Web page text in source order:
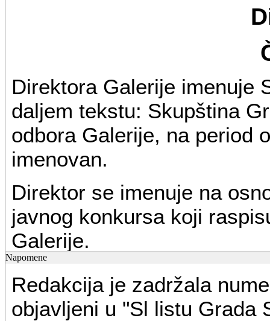
Direktora Galerije imenuje
daljem tekstu: Skupština
odbora Galerije, na period
imenovan.
Direktor se imenuje na
javnog konkursa koji
Galerije.
Javni konkurs za direktora
dana pre isteka mandata
Napomene
Redakcija je zadržala
objavljeni u "Sl listu Grada